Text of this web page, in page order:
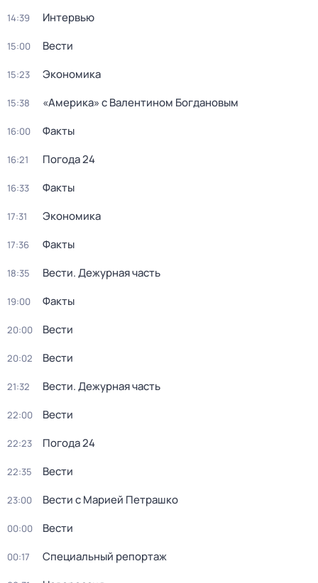
14:39 Интервью
15:00 Вести
15:23 Экономика
15:38 «Америка» с Валентином Богдановым
16:00 Факты
16:21 Погода 24
16:33 Факты
17:31 Экономика
17:36 Факты
18:35 Вести. Дежурная часть
19:00 Факты
20:00 Вести
20:02 Вести
21:32 Вести. Дежурная часть
22:00 Вести
22:23 Погода 24
22:35 Вести
23:00 Вести с Марией Петрашко
00:00 Вести
00:17 Специальный репортаж